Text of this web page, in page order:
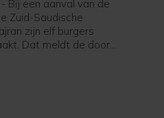
- Bij een aanval van de
Zuid-Saudische
zijn elf burgers
Dat meldt de door